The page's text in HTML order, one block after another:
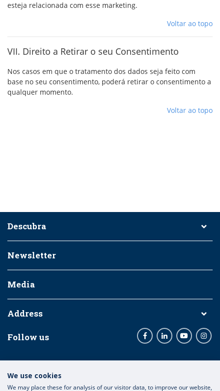
esteja relacionada com esse marketing.
Voltar ao topo
VII. Direito a Retirar o seu Consentimento
Nos casos em que o tratamento dos dados seja feito com
base no seu consentimento, poderá retirar o consentimento a
qualquer momento.
Voltar ao topo
Descubra
Newsletter
Media
Address
Follow us FacebookLinkedInYoutube
We use cookies
We may place these for analysis of our visitor data, to improve our website,